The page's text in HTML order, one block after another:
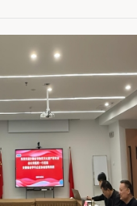
2022 年会员会费收缴工
加安徽广播电台“超级皖